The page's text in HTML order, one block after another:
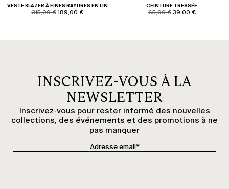
VESTE BLAZER À FINES RAYURES EN LIN
product.price.original
315,00 €product.price.sale
189,00 €
CEINTURE TRESSÉE
product.price.original
65,00 € product.price.sale
39,00 €
INSCRIVEZ-VOUS À LA
NEWSLETTER
Inscrivez-vous pour rester informé des nouvelles
collections, des événements et des promotions à ne
pas manquer